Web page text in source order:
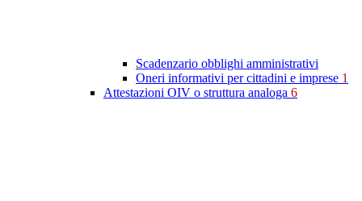
Scadenzario obblighi amministrativi
Oneri informativi per cittadini e imprese 1
Attestazioni OIV o struttura analoga 6